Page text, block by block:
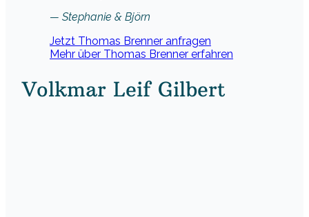
— Stephanie & Björn
Jetzt Thomas Brenner anfragen
Mehr über Thomas Brenner erfahren
Volkmar Leif Gilbert